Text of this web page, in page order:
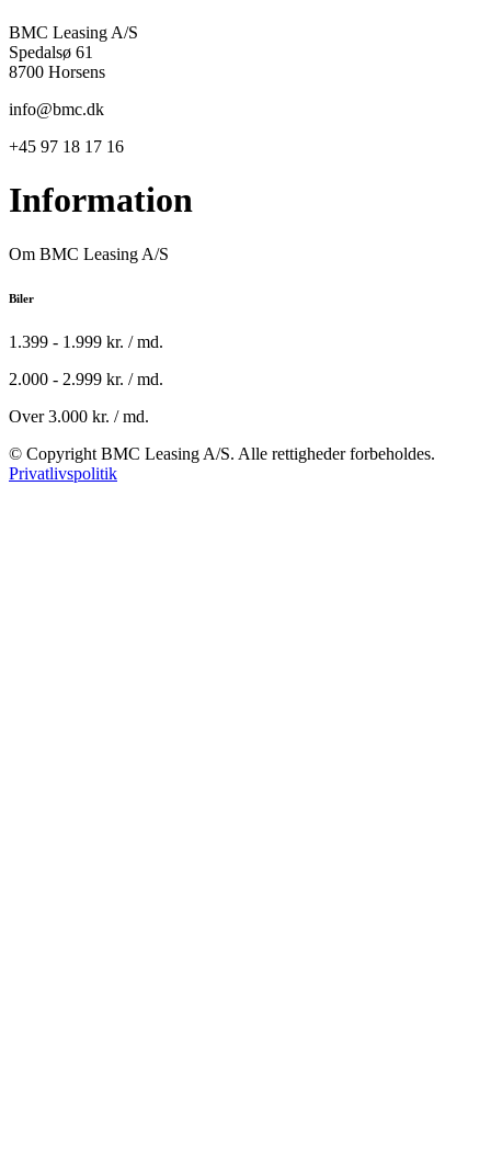
BMC Leasing A/S
Spedalsø 61
8700 Horsens
info@bmc.dk
+45 97 18 17 16
Information
Om BMC Leasing A/S
Biler
1.399 - 1.999 kr. / md.
2.000 - 2.999 kr. / md.
Over 3.000 kr. / md.
© Copyright BMC Leasing A/S. Alle rettigheder forbeholdes.
Privatlivspolitik